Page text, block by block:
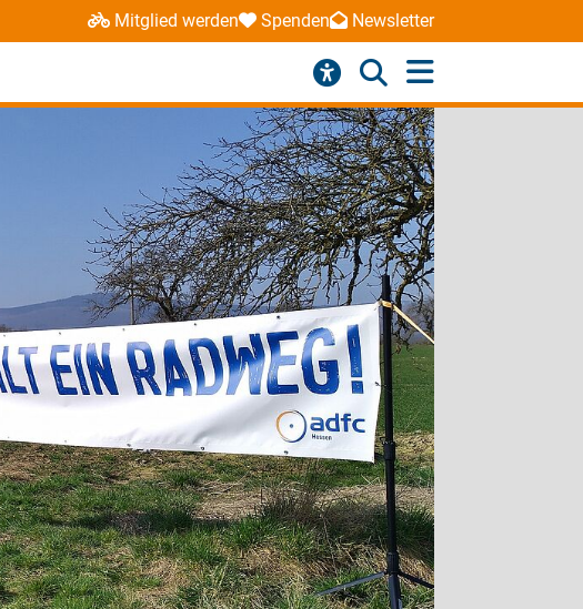
Mitglied werden Spenden Newsletter